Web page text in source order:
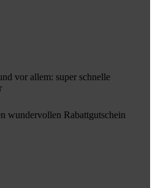
vor allem: super schnelle
wundervollen Rabattgutschein